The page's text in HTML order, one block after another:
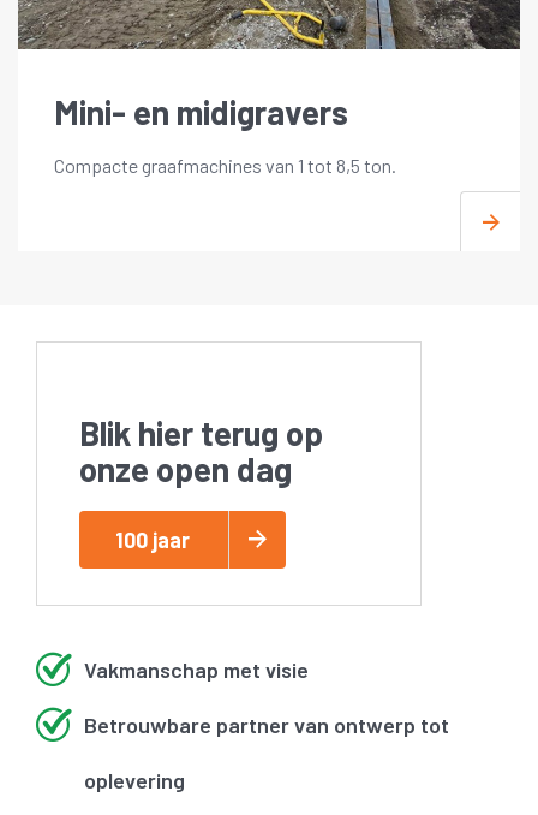
Mini- en midigravers
Compacte graafmachines van 1 tot 8,5 ton.
Blik hier terug op
onze open dag
100 jaar
Vakmanschap met visie
Betrouwbare partner van ontwerp tot
oplevering